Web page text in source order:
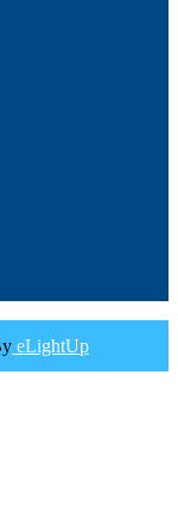
eLightUp